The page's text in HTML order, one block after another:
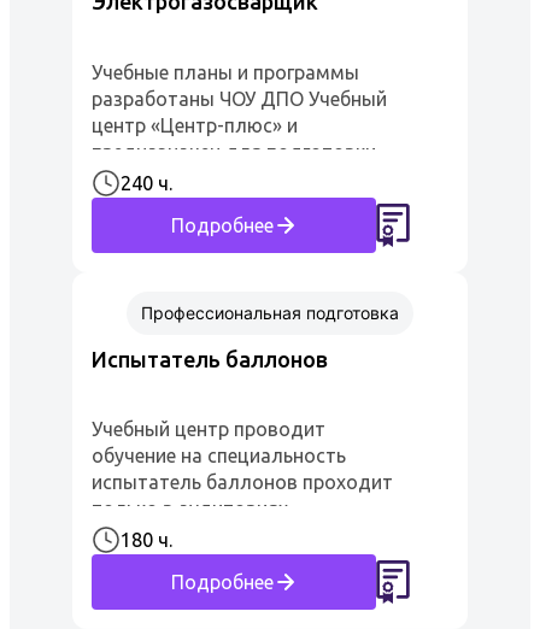
Учебные планы и программы
разработаны ЧОУ ДПО Учебный
центр «Центр-плюс» и
предназначен для подготовки,
переподготовки и повышения
квалификации рабочих по
профессии «Электрогазосварщик»
2-го- 6-го раз...
240 ч.
Подробнее
Профессиональная подготовка
Испытатель баллонов
Учебный центр проводит
обучение на специальность
испытатель баллонов проходит
только в аудиториях
образовательного учреждения.
Программа рассчитана на 240
часов, при завершении всего курса
обучения пр...
180 ч.
Подробнее